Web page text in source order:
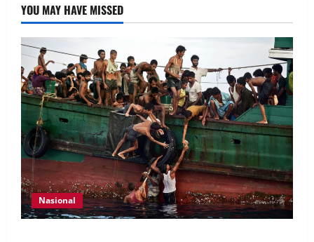
YOU MAY HAVE MISSED
Nasional